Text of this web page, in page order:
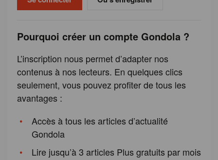
Pourquoi créer un compte Gondola ?
L’inscription nous permet d’adapter nos
contenus à nos lecteurs. En quelques clics
seulement, vous pouvez profiter de tous les
avantages :
Accès à tous les articles d’actualité
Gondola
Lire jusqu’à 3 articles Plus gratuits par mois